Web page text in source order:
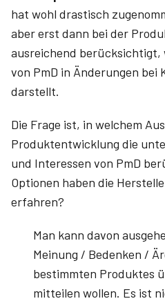
hat wohl drastisch
aber erst dann bei der
ausreichend berücksichtigt,
von PmD in Änderungen bei
darstellt.
Die Frage ist, in welchem
Produktentwicklung die
und Interessen von PmD
Optionen haben die
erfahren?
Man kann davon
Meinung / Bedenken /
bestimmten Produktes
mitteilen wollen. Es ist